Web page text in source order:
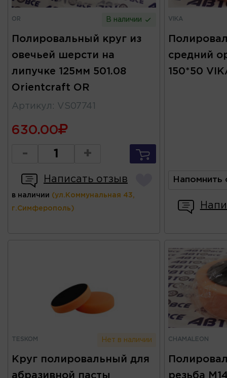
OR В наличии
Полировальный круг из
овечьей шерсти на
липучке 125мм 501.08
Orientcraft OR
Артикул : VS07741
630.00
- +
Написать отзыв
в наличии (ул.Коммунальная 43,
г.Симферополь)
VIKA
средний
150*50
Напомнить
TESKOM Нет в наличии
Круг полировальный для
абразивной пасты
CHAMALEON
резьба